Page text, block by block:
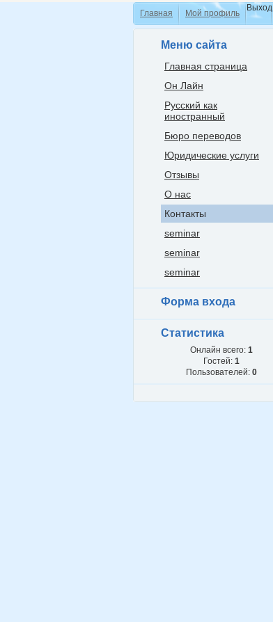
Главная Мой профиль
Выход
Меню сайта
Главная страница
Он Лайн
Русский как
иностранный
Бюро переводов
Юридические услуги
Отзывы
О нас
Контакты
seminar
seminar
seminar
Форма входа
Статистика
Онлайн всего: 1
Гостей: 1
Пользователей: 0